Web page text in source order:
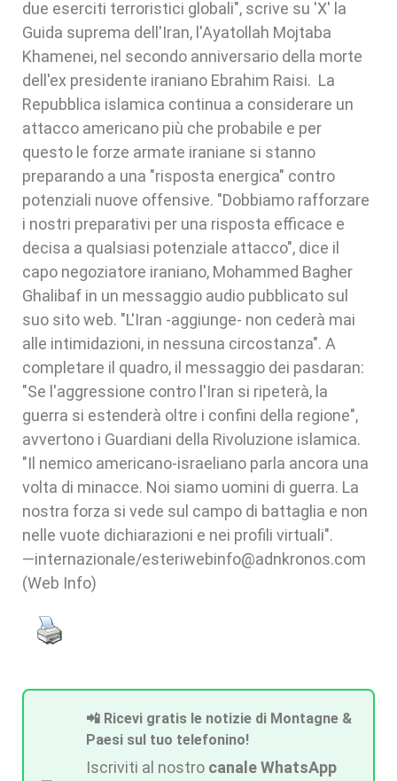
due eserciti terroristici globali", scrive su 'X' la
Guida suprema dell'Iran, l'Ayatollah Mojtaba
Khamenei, nel secondo anniversario della morte
dell'ex presidente iraniano Ebrahim Raisi. La
Repubblica islamica continua a considerare un
attacco americano più che probabile e per
questo le forze armate iraniane si stanno
preparando a una "risposta energica" contro
potenziali nuove offensive. "Dobbiamo rafforzare
i nostri preparativi per una risposta efficace e
decisa a qualsiasi potenziale attacco", dice il
capo negoziatore iraniano, Mohammed Bagher
Ghalibaf in un messaggio audio pubblicato sul
suo sito web. "L'Iran -aggiunge- non cederà mai
alle intimidazioni, in nessuna circostanza". A
completare il quadro, il messaggio dei pasdaran:
"Se l'aggressione contro l'Iran si ripeterà, la
guerra si estenderà oltre i confini della regione",
avvertono i Guardiani della Rivoluzione islamica.
"Il nemico americano-israeliano parla ancora una
volta di minacce. Noi siamo uomini di guerra. La
nostra forza si vede sul campo di battaglia e non
nelle vuote dichiarazioni e nei profili virtuali".
—internazionale/esteriwebinfo@adnkronos.com
(Web Info)
📲 Ricevi gratis le notizie di Montagne &
Paesi sul tuo telefonino!
Iscriviti al nostro canale WhatsApp